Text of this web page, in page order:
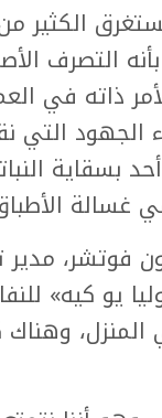
الكثير
بأنه التصرف
ذاته في
الجهود التي
بسقاية
غسالة
فوتشر، مدير
يو كيه»